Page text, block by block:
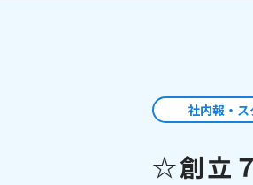
社内報・
☆創立